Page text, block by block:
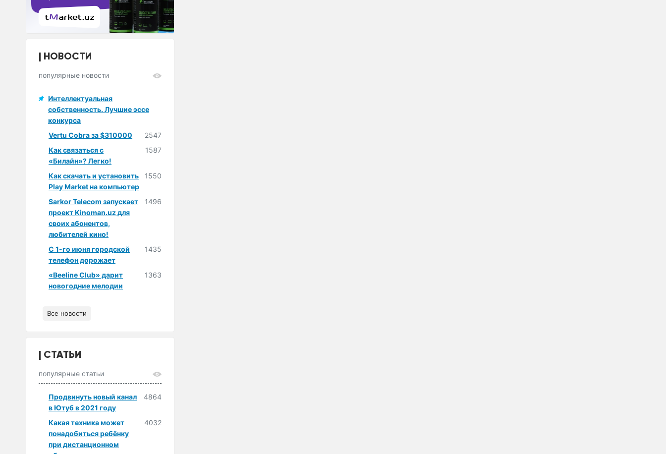
НОВОСТИ
популярные новости
Интеллектуальная
собственность. Лучшие эссе
конкурса
Vertu Cobra за $310000
2547
Как связаться с
«Билайн»? Легко!
1587
Как скачать и установить
Play Market на компьютер
1550
Sarkor Telecom запускает
проект Kinoman.uz для
своих абонентов,
любителей кино!
1496
С 1-го июня городской
телефон дорожает
1435
«Beeline Club» дарит
новогодние мелодии
1363
Все новости
СТАТЬИ
популярные статьи
Продвинуть новый канал
в Ютуб в 2021 году
4864
Какая техника может
понадобиться ребёнку
при дистанционном
4032